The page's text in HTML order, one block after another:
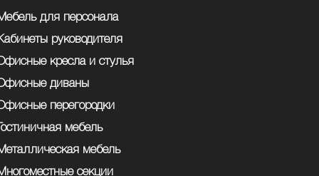
для персонала
руководителя
кресла и стулья
диваны
перегородки
мебель
мебель
секции